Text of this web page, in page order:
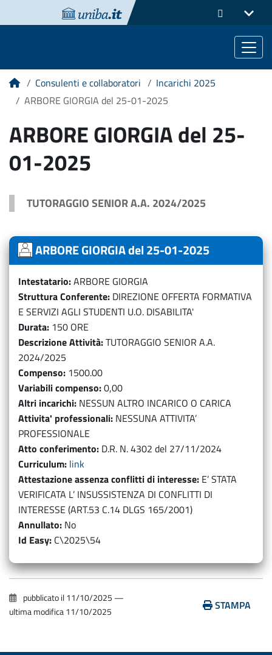
HomeConsulenti e collaboratori
Incarichi 2025
ARBORE GIORGIA del 25-01-2025
ARBORE GIORGIA del 25-
01-2025
TUTORAGGIO SENIOR A.A. 2024/2025
ARBORE GIORGIA del 25-01-2025
Intestatario ARBORE GIORGIA
Struttura Conferente DIREZIONE OFFERTA FORMATIVA
E SERVIZI AGLI STUDENTI U.O. DISABILITA'
Durata 150 ORE
Descrizione Attività TUTORAGGIO SENIOR A.A.
2024/2025
Compenso 1500.00
Variabili compenso 0,00
Altri incarichi NESSUN ALTRO INCARICO O CARICA
Attivita' professionali NESSUNA ATTIVITA’
PROFESSIONALE
Atto conferimento D.R. N. 4302 del 27/11/2024
Curriculum link
Attestazione assenza conflitti di interesse E’ STATA
VERIFICATA L’ INSUSSISTENZA DI CONFLITTI DI
INTERESSE (ART.53 C.14 DLGS 165/2001)
Annullato No
Id Easy C\2025\54
pubblicato il11/10/2025 —
ultima modifica11/10/2025 STAMPA